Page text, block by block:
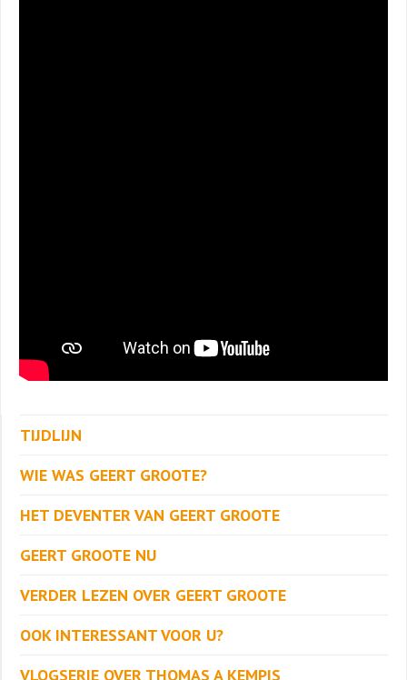
TIJDLIJN
WIE WAS GEERT GROOTE?
HET DEVENTER VAN GEERT GROOTE
GEERT GROOTE NU
VERDER LEZEN OVER GEERT GROOTE
OOK INTERESSANT VOOR U?
VLOGSERIE OVER THOMAS A KEMPIS